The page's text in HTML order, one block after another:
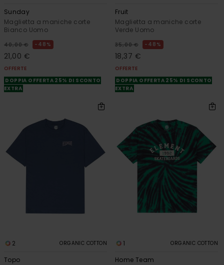
Sunday
Maglietta a maniche corte
Bianco Uomo
40,00 € 48%
21,00 €
OFFERTE
DOPPIA OFFERTA 25% DI SCONTO
EXTRA
Fruit
Maglietta a maniche corte
Verde Uomo
35,00 € 48%
18,37 €
OFFERTE
DOPPIA OFFERTA 25% DI SCONTO
EXTRA
2 ORGANIC COTTON
Topo
1 ORGANIC COTTON
Home Team